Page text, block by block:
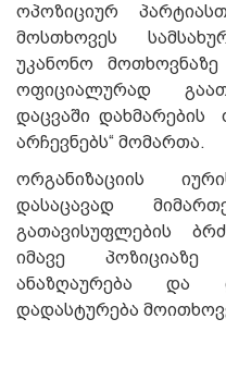
ოპოზიციურ
მოსთხოვეს
უკანონო
ოფიციალურად
დაცვაში დახმარების
არჩევნებს“ მომართა.
ორგანიზაციის
დასაცავად
გათავისუფლების
იმავე პოზიციაზე
ანაზღაურება და
დადასტურება